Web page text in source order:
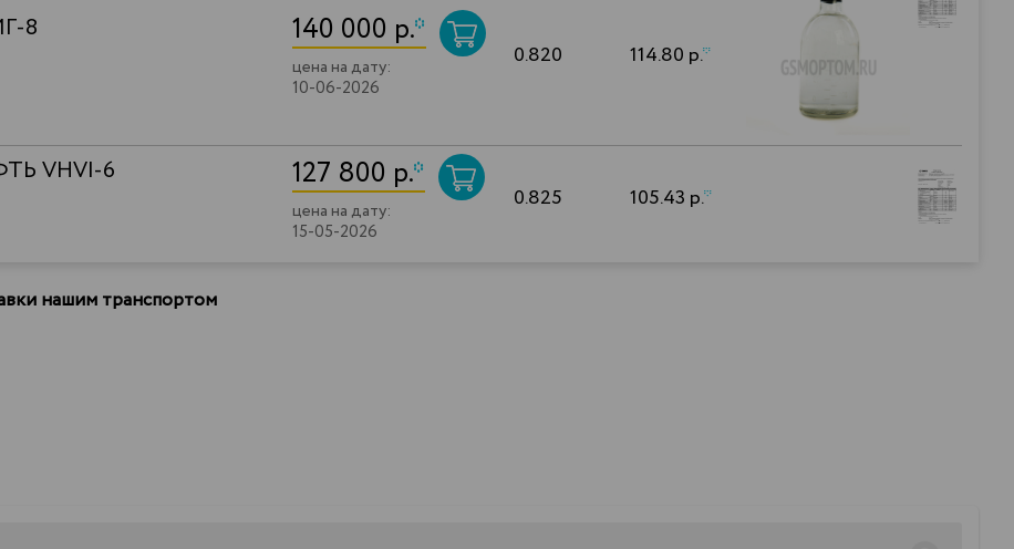
8 140 000 р.*
цена на дату:
10-06-2026
0.820 114.80 р.*
VHVI-6 127 800 р.*
цена на дату:
15-05-2026
0.825 105.43 р.*
нашим транспортом